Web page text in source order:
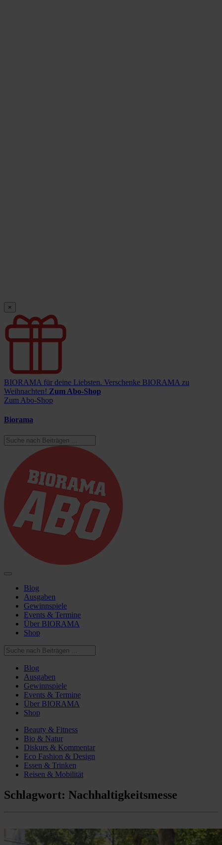
×
BIORAMA für deine Liebsten. Verschenke BIORAMA zu
Weihnachten! Zum Abo-Shop
Zum Abo-Shop
Biorama
Blog
Ausgaben
Gewinnspiele
Events & Termine
Über BIORAMA
Shop
Blog
Ausgaben
Gewinnspiele
Events & Termine
Über BIORAMA
Shop
Beauty & Fitness
Bio & Natur
Diskurs & Kommentar
Eco Fashion & Design
Essen & Trinken
Reisen & Mobilität
Schlagwort: Nachhaltigkeitsmesse